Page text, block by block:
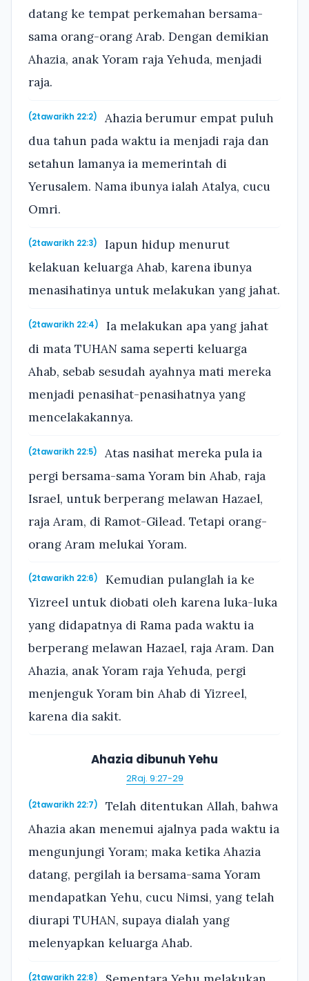
datang ke tempat perkemahan bersama-
sama orang-orang Arab. Dengan demikian
Ahazia, anak Yoram raja Yehuda, menjadi
raja.
(2tawarikh 22:2)
Ahazia berumur empat puluh
dua tahun pada waktu ia menjadi raja dan
setahun lamanya ia memerintah di
Yerusalem. Nama ibunya ialah Atalya, cucu
Omri.
(2tawarikh 22:3)
Iapun hidup menurut
kelakuan keluarga Ahab, karena ibunya
menasihatinya untuk melakukan yang jahat.
(2tawarikh 22:4)
Ia melakukan apa yang jahat
di mata TUHAN sama seperti keluarga
Ahab, sebab sesudah ayahnya mati mereka
menjadi penasihat-penasihatnya yang
mencelakakannya.
(2tawarikh 22:5)
Atas nasihat mereka pula ia
pergi bersama-sama Yoram bin Ahab, raja
Israel, untuk berperang melawan Hazael,
raja Aram, di Ramot-Gilead. Tetapi orang-
orang Aram melukai Yoram.
(2tawarikh 22:6)
Kemudian pulanglah ia ke
Yizreel untuk diobati oleh karena luka-luka
yang didapatnya di Rama pada waktu ia
berperang melawan Hazael, raja Aram. Dan
Ahazia, anak Yoram raja Yehuda, pergi
menjenguk Yoram bin Ahab di Yizreel,
karena dia sakit.
Ahazia dibunuh Yehu
2Raj. 9:27-29
(2tawarikh 22:7)
Telah ditentukan Allah, bahwa
Ahazia akan menemui ajalnya pada waktu ia
mengunjungi Yoram; maka ketika Ahazia
datang, pergilah ia bersama-sama Yoram
mendapatkan Yehu, cucu Nimsi, yang telah
diurapi TUHAN, supaya dialah yang
melenyapkan keluarga Ahab.
(2tawarikh 22:8)